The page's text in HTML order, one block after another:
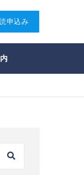
申込み